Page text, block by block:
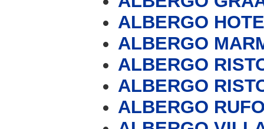
ALBERGO
ALBERGO
ALBERGO
ALBERGO
ALBERGO